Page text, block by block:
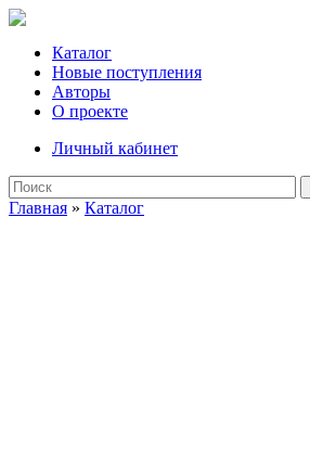
Каталог
Новые поступления
Авторы
О проекте
Личный кабинет
Главная » Каталог